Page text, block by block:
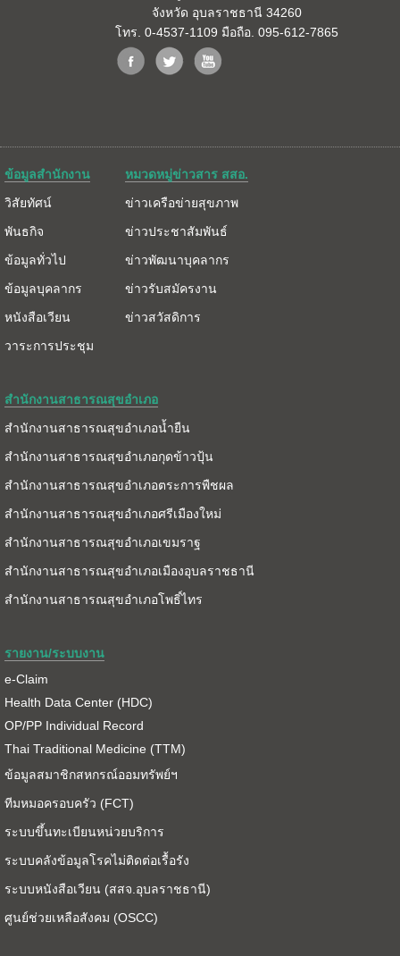
จังหวัด อุบลราชธานี 34260
โทร. 0-4537-1109 มือถือ. 095-612-7865
ข้อมูลสำนักงาน
วิสัยทัศน์
พันธกิจ
ข้อมูลทั่วไป
ข้อมูลบุคลากร
หนังสือเวียน
วาระการประชุม
หมวดหมู่ข่าวสาร สสอ.
ข่าวเครือข่ายสุขภาพ
ข่าวประชาสัมพันธ์
ข่าวพัฒนาบุคลากร
ข่าวรับสมัครงาน
ข่าวสวัสดิการ
สำนักงานสาธารณสุขอำเภอ
สำนักงานสาธารณสุขอำเภอน้ำยืน
สำนักงานสาธารณสุขอำเภอกุดข้าวปุ้น
สำนักงานสาธารณสุขอำเภอตระการพืชผล
สำนักงานสาธารณสุขอำเภอศรีเมืองใหม่
สำนักงานสาธารณสุขอำเภอเขมราฐ
สำนักงานสาธารณสุขอำเภอเมืองอุบลราชธานี
สำนักงานสาธารณสุขอำเภอโพธิ์ไทร
รายงาน/ระบบงาน
e-Claim
Health Data Center (HDC)
OP/PP Individual Record
Thai Traditional Medicine (TTM)
ข้อมูลสมาชิกสหกรณ์ออมทรัพย์ฯ
ทีมหมอครอบครัว (FCT)
ระบบขึ้นทะเบียนหน่วยบริการ
ระบบคลังข้อมูลโรคไม่ติดต่อเรื้อรัง
ระบบหนังสือเวียน (สสจ.อุบลราชธานี)
ศูนย์ช่วยเหลือสังคม (OSCC)